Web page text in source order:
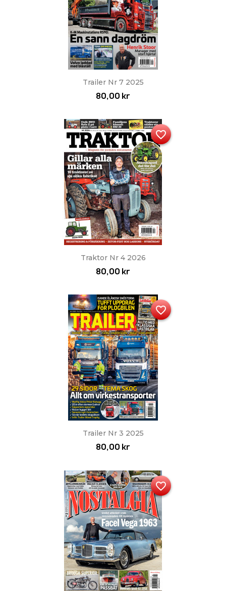
Trailer Nr 7 2025
80,00 kr
Traktor Nr 4 2026
80,00 kr
favorite_border
Trailer Nr 3 2025
80,00 kr
favorite_border
favorite_border